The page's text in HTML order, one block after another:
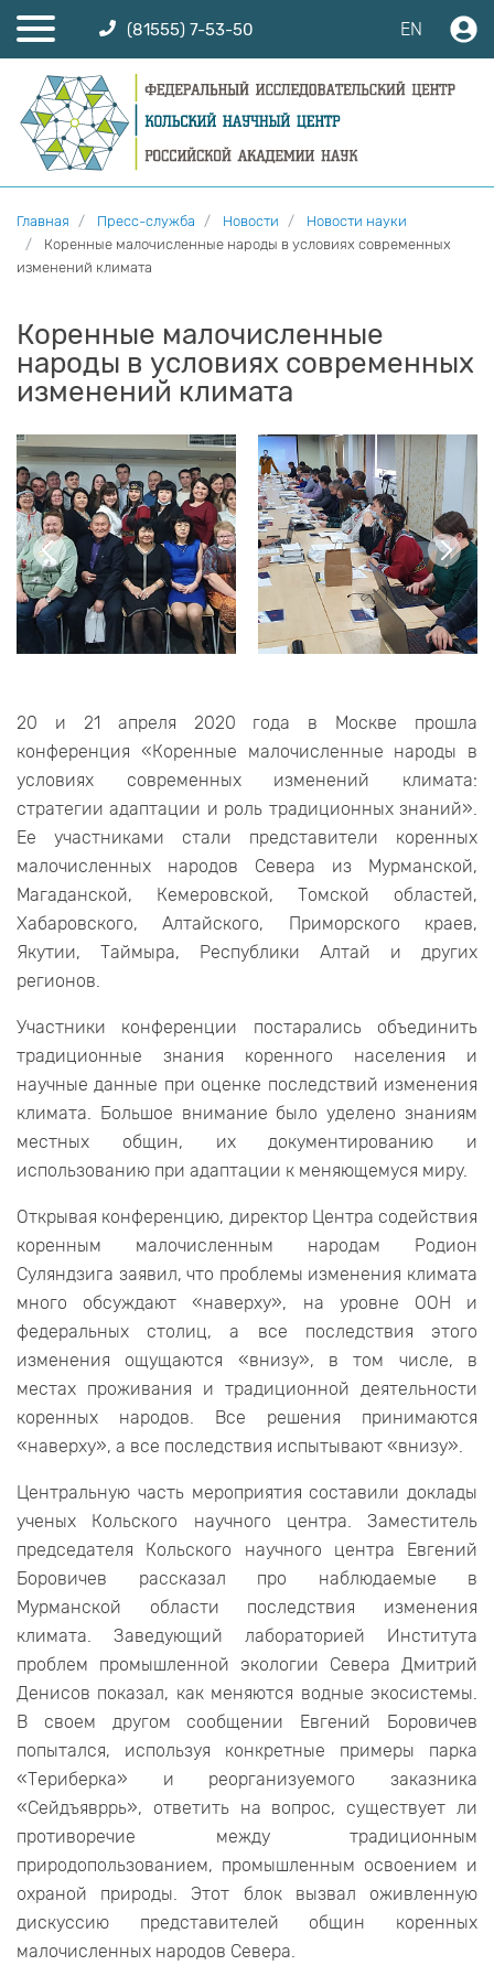
(81555) 7-53-50 EN
Главная Пресс-служба Новости
Новости науки
Коренные малочисленные народы в условиях современных
изменений климата
Коренные малочисленные
народы в условиях современных
изменений климата
20 и 21 апреля 2020 года в Москве прошла
конференция «Коренные малочисленные народы в
условиях современных изменений климата:
стратегии адаптации и роль традиционных знаний».
Ее участниками стали представители коренных
малочисленных народов Севера из Мурманской,
Магаданской, Кемеровской, Томской областей,
Хабаровского, Алтайского, Приморского краев,
Якутии, Таймыра, Республики Алтай и других
регионов.
Участники конференции постарались объединить
традиционные знания коренного населения и
научные данные при оценке последствий изменения
климата. Большое внимание было уделено знаниям
местных общин, их документированию и
использованию при адаптации к меняющемуся миру.
Открывая конференцию, директор Центра содействия
коренным малочисленным народам Родион
Суляндзига заявил, что проблемы изменения климата
много обсуждают «наверху», на уровне ООН и
федеральных столиц, а все последствия этого
изменения ощущаются «внизу», в том числе, в
местах проживания и традиционной деятельности
коренных народов. Все решения принимаются
«наверху», а все последствия испытывают «внизу».
Центральную часть мероприятия составили доклады
ученых Кольского научного центра. Заместитель
председателя Кольского научного центра Евгений
Боровичев рассказал про наблюдаемые в
Мурманской области последствия изменения
климата. Заведующий лабораторией Института
проблем промышленной экологии Севера Дмитрий
Денисов показал, как меняются водные экосистемы.
В своем другом сообщении Евгений Боровичев
попытался, используя конкретные примеры парка
«Териберка» и реорганизуемого заказника
«Сейдъявррь», ответить на вопрос, существует ли
противоречие между традиционным
природопользованием, промышленным освоением и
охраной природы. Этот блок вызвал оживленную
дискуссию представителей общин коренных
малочисленных народов Севера.